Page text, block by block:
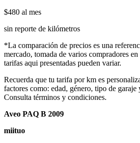
$480 al mes
sin reporte de kilómetros
*La comparación de precios es una
mercado, tomada de varios compradores
tarifas aqui presentadas pueden variar.
Recuerda que tu tarifa por km es
factores como: edad, género, tipo de garaje
Consulta términos y condiciones.
Aveo PAQ B 2009
miituo